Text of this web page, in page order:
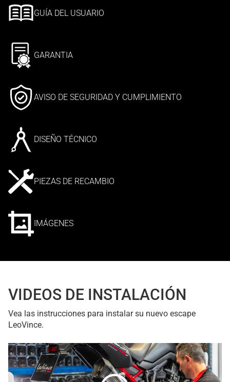
GUÍA DEL USUARIO
GARANTIA
AVISO DE SEGURIDAD Y CUMPLIMIENTO
DISEÑO TÉCNICO
PIEZAS DE RECAMBIO
IMÁGENES
VIDEOS DE INSTALACIÓN
Vea las instrucciones para instalar su nuevo escape
LeoVince.